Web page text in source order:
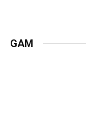
GAM